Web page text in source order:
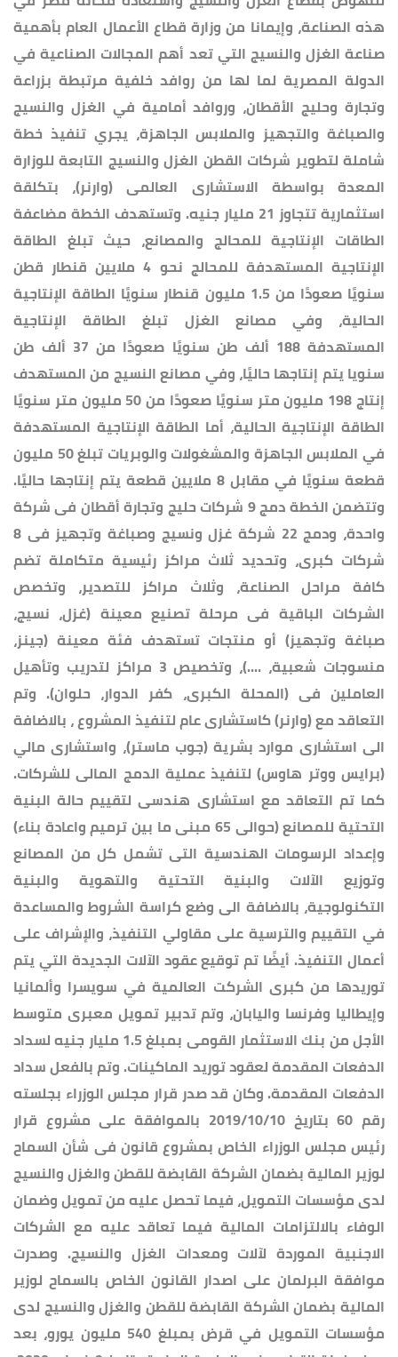
هذه الصناعة، وإيمانا من وزارة قطاع الأعمال العام بأهمية
صناعة الغزل والنسيج التي تعد أهم المجالات الصناعية في
الدولة المصرية لما لها من روافد خلفية مرتبطة بزراعة
وتجارة وحليج الأقطان، وروافد أمامية في الغزل والنسيج
والصباغة والتجهيز والملابس الجاهزة، يجري تنفيذ خطة
شاملة لتطوير شركات القطن الغزل والنسيج التابعة للوزارة
المعدة بواسطة الاستشارى العالمى (وارنر)، بتكلقة
استثمارية تتجاوز 21 مليار جنيه. وتستهدف الخطة مضاعفة
الطاقات الإنتاجية للمحالج والمصانع، حيث تبلغ الطاقة
الإنتاجية المستهدفة للمحالج نحو 4 ملايين قنطار قطن
سنويًا صعودًا من 1.5 مليون قنطار سنويًا الطاقة الإنتاجية
الحالية، وفي مصانع الغزل تبلغ الطاقة الإنتاجية
المستهدفة 188 ألف طن سنويًا صعودًا من 37 ألف طن
سنويا يتم إنتاجها حاليًا، وفي مصانع النسيج من المستهدف
إنتاج 198 مليون متر سنويًا صعودًا من 50 مليون متر سنويًا
الطاقة الإنتاجية الحالية، أما الطاقة الإنتاجية المستهدفة
في الملابس الجاهزة والمشغولات والوبريات تبلغ 50 مليون
قطعة سنويًا في مقابل 8 ملايين قطعة يتم إنتاجها حاليًا.
وتتضمن الخطة دمج 9 شركات حليج وتجارة أقطان فى شركة
واحدة، ودمج 22 شركة غزل ونسيج وصباغة وتجهيز فى 8
شركات كبرى، وتحديد ثلاث مراكز رئيسية متكاملة تضم
كافة مراحل الصناعة، وثلاث مراكز للتصدير، وتخصص
الشركات الباقية فى مرحلة تصنيع معينة (غزل، نسيج،
صباغة وتجهيز) أو منتجات تستهدف فئة معينة (جينز،
منسوجات شعبية، ....)، وتخصيص 3 مراكز لتدريب وتأهيل
العاملين فى (المحلة الكبرى، كفر الدوار، حلوان). وتم
التعاقد مع (وارنر) كاستشارى عام لتنفيذ المشروع ، بالاضافة
الى استشارى موارد بشرية (جوب ماستر)، واستشارى مالي
(برايس ووتر هاوس) لتنفيذ عملية الدمج المالى للشركات.
كما تم التعاقد مع استشارى هندسى لتقييم حالة البنية
التحتية للمصانع (حوالى 65 مبنى ما بين ترميم واعادة بناء)
وإعداد الرسومات الهندسية التى تشمل كل من المصانع
وتوزيع الآلات والبنية التحتية والتهوية والبنية
التكنولوجية، بالاضافة الى وضع كراسة الشروط والمساعدة
في التقييم والترسية على مقاولي التنفيذ، والإشراف على
أعمال التنفيذ. أيضًا تم توقيع عقود الآلات الجديدة التي يتم
توريدها من كبرى الشركت العالمية في سويسرا وألمانيا
وإيطاليا وفرنسا واليابان، وتم تدبير تمويل معبرى متوسط
الأجل من بنك الاستثمار القومى بمبلغ 1.5 مليار جنيه لسداد
الدفعات المقدمة لعقود توريد الماكينات. وتم بالفعل سداد
الدفعات المقدمة. وكان قد صدر قرار مجلس الوزراء بجلسته
رقم 60 بتاريخ 2019/10/10 بالموافقة على مشروع قرار
رئيس مجلس الوزراء الخاص بمشروع قانون فى شأن السماح
لوزير المالية بضمان الشركة القابضة للقطن والغزل والنسيج
لدى مؤسسات التمويل، فيما تحصل عليه من تمويل وضمان
الوفاء بالالتزامات المالية فيما تعاقد عليه مع الشركات
الاجنبية الموردة لآلات ومعدات الغزل والنسيج. وصدرت
موافقة البرلمان على اصدار القانون الخاص بالسماح لوزير
المالية بضمان الشركة القابضة للقطن والغزل والنسيج لدى
مؤسسات التمويل في قرض بمبلغ 540 مليون يورو، بعد